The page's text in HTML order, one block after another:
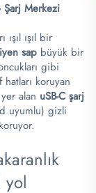
Şarj Merkezi
ışıl bir
sap büyük bir
gibi
hatları koruyan
alan uSB-C şarj
uyumlu) gizli
yol